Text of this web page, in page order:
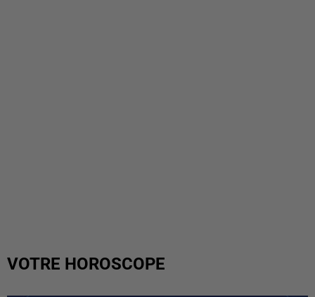
VOTRE HOROSCOPE